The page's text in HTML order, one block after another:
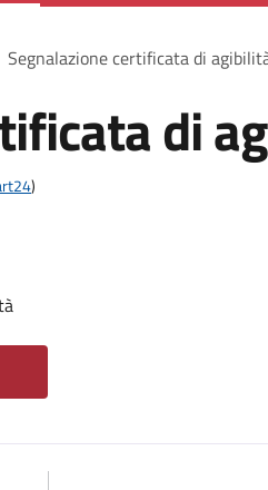
Segnalazione certificata di
di
)